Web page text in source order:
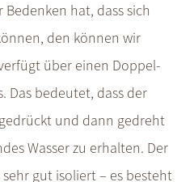
Bedenken hat, dass sich
den können wir
über einen Doppel-
Das bedeutet, dass der
und dann gedreht
Wasser zu erhalten. Der
gut isoliert – es besteht